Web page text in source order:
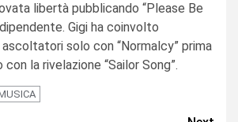
libertà pubblicando “Please Be
Gigi ha coinvolto
solo con “Normalcy” prima
la rivelazione “Sailor Song”.